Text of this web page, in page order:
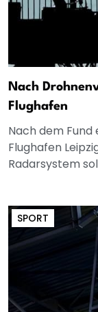
Nach
Flughafen
Nach dem
Flughafen
Radarsystem
SPORT